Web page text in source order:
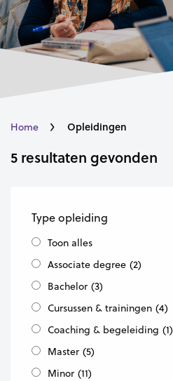
Home Opleidingen
5 resultaten gevonden
Type opleiding
Toon alles
Associate degree (2)
Bachelor (3)
Cursussen & trainingen (4)
Coaching & begeleiding (1)
Master (5)
Minor (11)